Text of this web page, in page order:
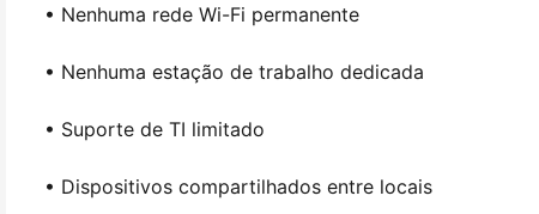
• Nenhuma rede Wi-Fi permanente
• Nenhuma estação de trabalho dedicada
• Suporte de TI limitado
• Dispositivos compartilhados entre locais